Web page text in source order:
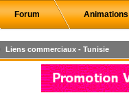
Forum Animations
Liens commerciaux - Tunisie